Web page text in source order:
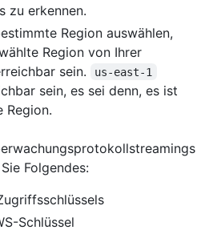
zu erkennen.
Region auswählen,
Region von Ihrer
sein.
us-east-1
sein, es sei denn, es ist
Region.
Folgendes:
Schlüssel